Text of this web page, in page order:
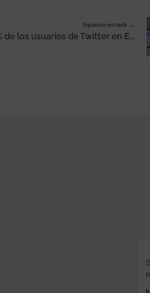
Siguiente entrada
El 88% de los usuarios de Twitter en España están suscritos al menos a un servicio de streaming